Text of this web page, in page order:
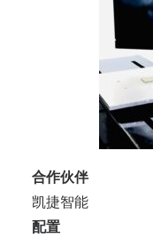
合作伙伴
凯捷智能
配置